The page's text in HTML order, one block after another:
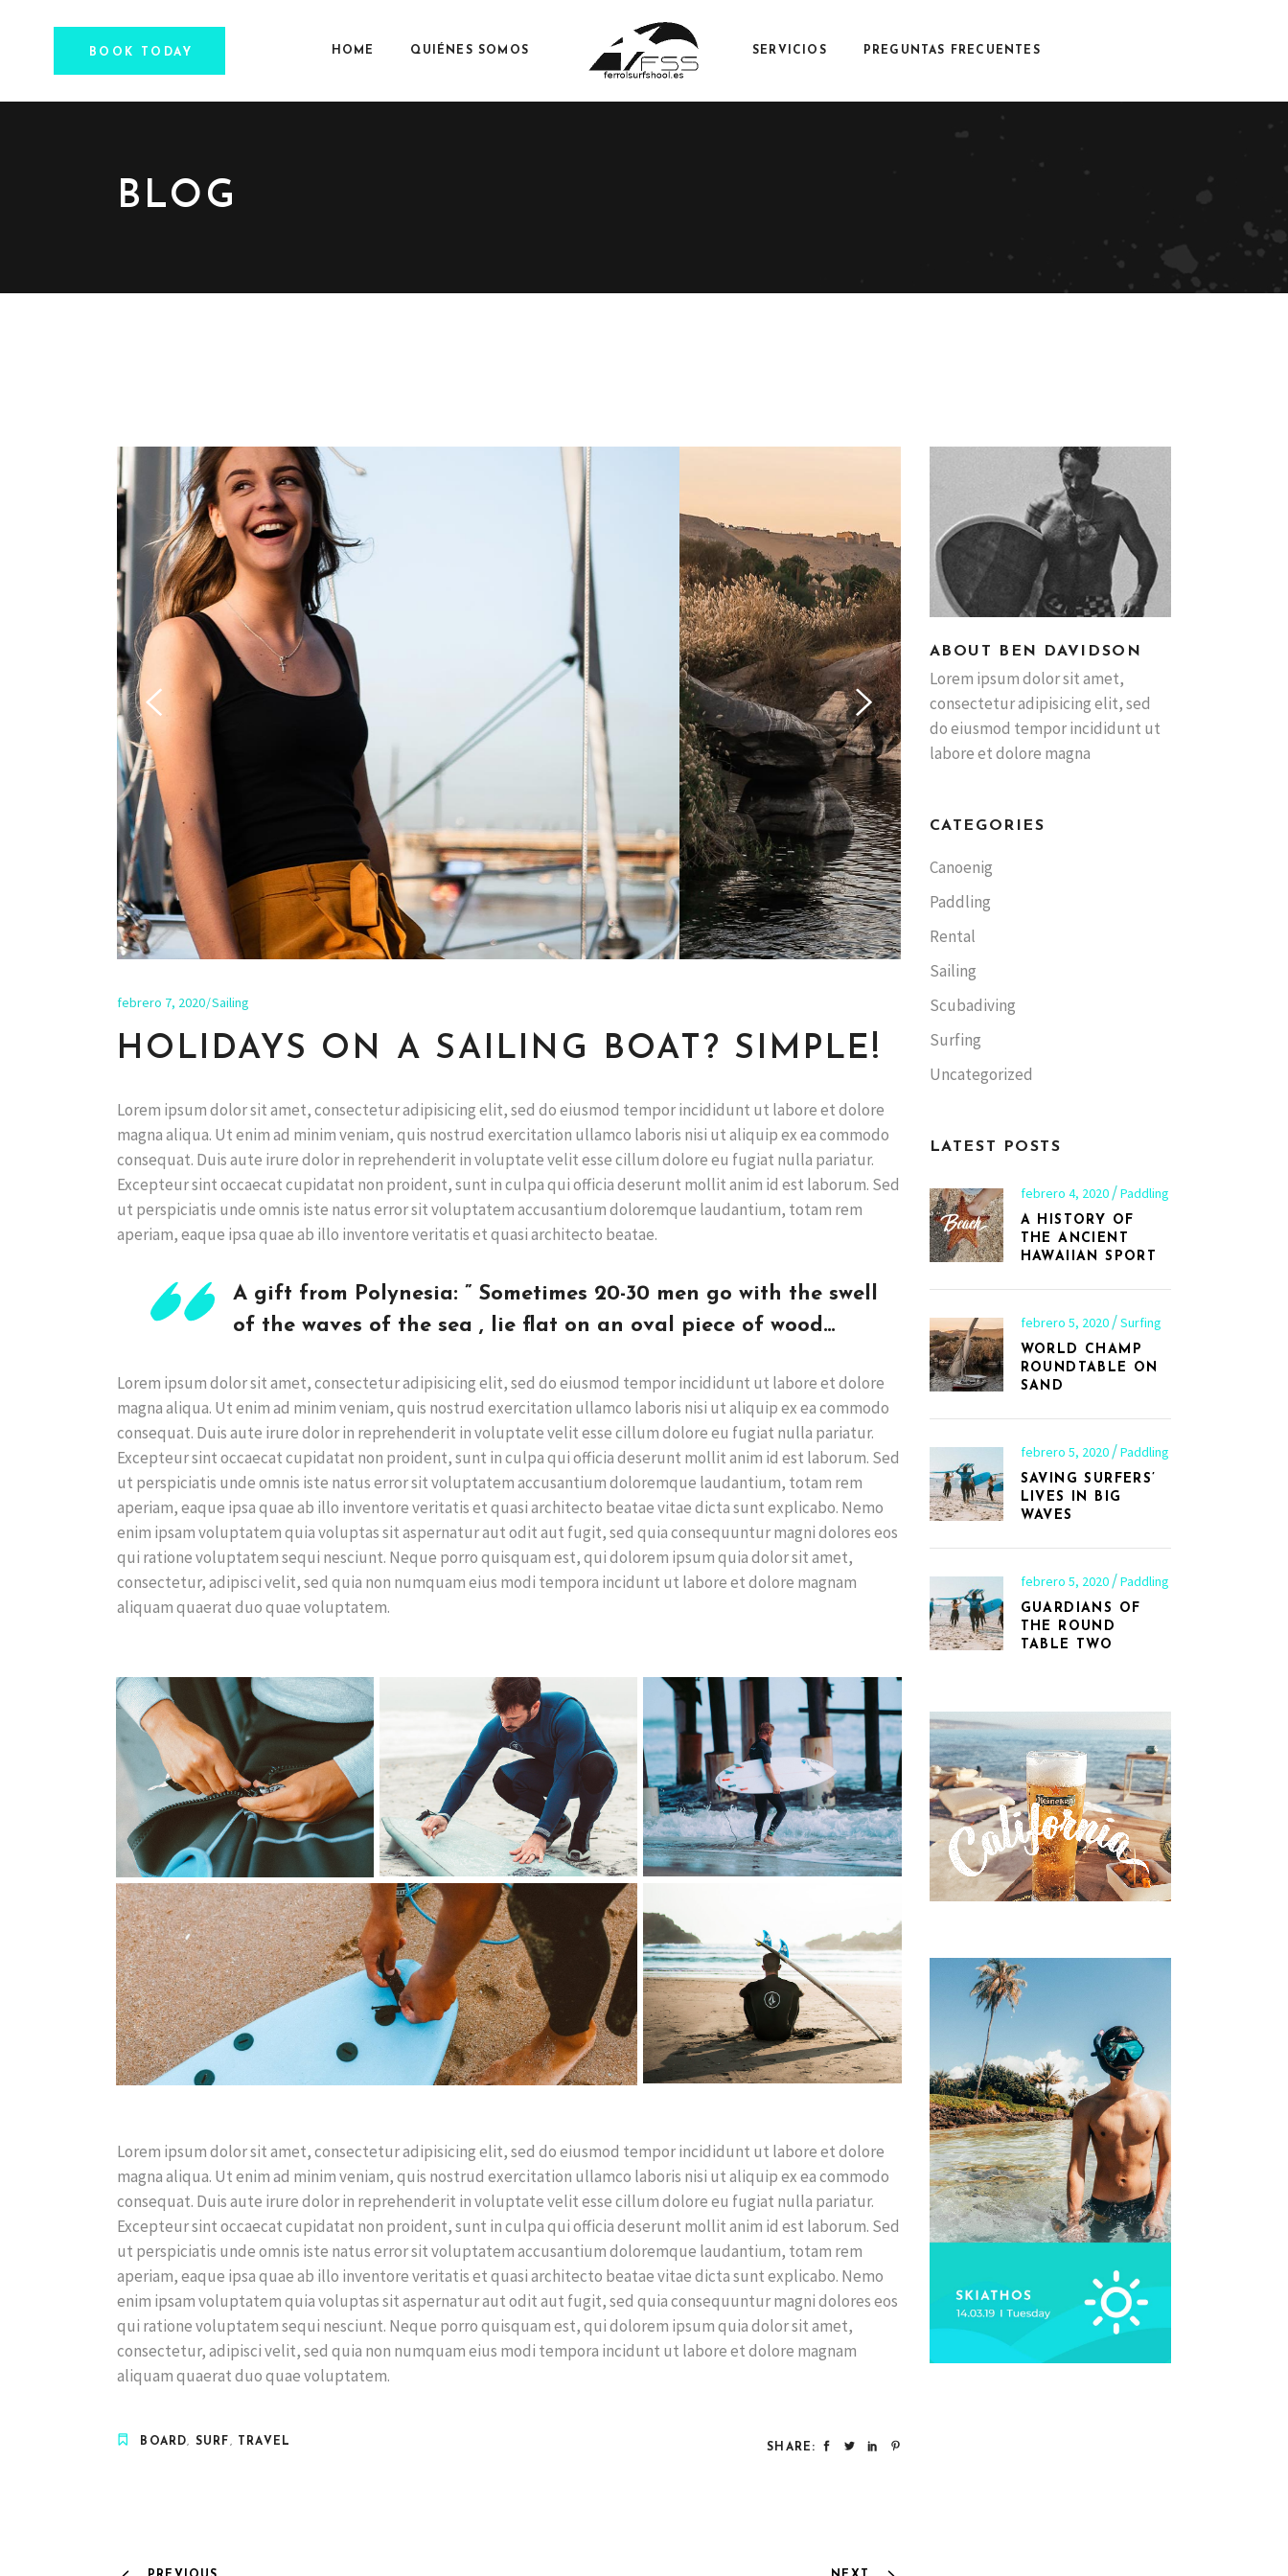
BOOK TODAY HOME QUIÉNES SOMOS SERVICIOS PREGUNTAS FRECUENTES
BLOG
febrero 7, 2020 Sailing
HOLIDAYS ON A SAILING BOAT? SIMPLE!
Lorem ipsum dolor sit amet, consectetur adipisicing elit, sed do eiusmod tempor incididunt ut labore et dolore
magna aliqua. Ut enim ad minim veniam, quis nostrud exercitation ullamco laboris nisi ut aliquip ex ea commodo
consequat. Duis aute irure dolor in reprehenderit in voluptate velit esse cillum dolore eu fugiat nulla pariatur.
Excepteur sint occaecat cupidatat non proident, sunt in culpa qui officia deserunt mollit anim id est laborum. Sed
ut perspiciatis unde omnis iste natus error sit voluptatem accusantium doloremque laudantium, totam rem
aperiam, eaque ipsa quae ab illo inventore veritatis et quasi architecto beatae.
A gift from Polynesia: ” Sometimes 20-30 men go with the swell
of the waves of the sea , lie flat on an oval piece of wood…
Lorem ipsum dolor sit amet, consectetur adipisicing elit, sed do eiusmod tempor incididunt ut labore et dolore
magna aliqua. Ut enim ad minim veniam, quis nostrud exercitation ullamco laboris nisi ut aliquip ex ea commodo
consequat. Duis aute irure dolor in reprehenderit in voluptate velit esse cillum dolore eu fugiat nulla pariatur.
Excepteur sint occaecat cupidatat non proident, sunt in culpa qui officia deserunt mollit anim id est laborum. Sed
ut perspiciatis unde omnis iste natus error sit voluptatem accusantium doloremque laudantium, totam rem
aperiam, eaque ipsa quae ab illo inventore veritatis et quasi architecto beatae vitae dicta sunt explicabo. Nemo
enim ipsam voluptatem quia voluptas sit aspernatur aut odit aut fugit, sed quia consequuntur magni dolores eos
qui ratione voluptatem sequi nesciunt. Neque porro quisquam est, qui dolorem ipsum quia dolor sit amet,
consectetur, adipisci velit, sed quia non numquam eius modi tempora incidunt ut labore et dolore magnam
aliquam quaerat duo quae voluptatem.
Lorem ipsum dolor sit amet, consectetur adipisicing elit, sed do eiusmod tempor incididunt ut labore et dolore
magna aliqua. Ut enim ad minim veniam, quis nostrud exercitation ullamco laboris nisi ut aliquip ex ea commodo
consequat. Duis aute irure dolor in reprehenderit in voluptate velit esse cillum dolore eu fugiat nulla pariatur.
Excepteur sint occaecat cupidatat non proident, sunt in culpa qui officia deserunt mollit anim id est laborum. Sed
ut perspiciatis unde omnis iste natus error sit voluptatem accusantium doloremque laudantium, totam rem
aperiam, eaque ipsa quae ab illo inventore veritatis et quasi architecto beatae vitae dicta sunt explicabo. Nemo
enim ipsam voluptatem quia voluptas sit aspernatur aut odit aut fugit, sed quia consequuntur magni dolores eos
qui ratione voluptatem sequi nesciunt. Neque porro quisquam est, qui dolorem ipsum quia dolor sit amet,
consectetur, adipisci velit, sed quia non numquam eius modi tempora incidunt ut labore et dolore magnam
aliquam quaerat duo quae voluptatem.
BOARD, SURF , TRAVEL SHARE:
ABOUT BEN DAVIDSON
Lorem ipsum dolor sit amet,
consectetur adipisicing elit, sed
do eiusmod tempor incididunt ut
labore et dolore magna
CATEGORIES
Canoenig
Paddling
Rental
Sailing
Scubadiving
Surfing
Uncategorized
LATEST POSTS
febrero 4, 2020 Paddling
A HISTORY OF
THE ANCIENT
HAWAIIAN SPORT
febrero 5, 2020 Surfing
WORLD CHAMP
ROUNDTABLE ON
SAND
febrero 5, 2020 Paddling
SAVING SURFERS’
LIVES IN BIG
WAVES
febrero 5, 2020 Paddling
GUARDIANS OF
THE ROUND
TABLE TWO